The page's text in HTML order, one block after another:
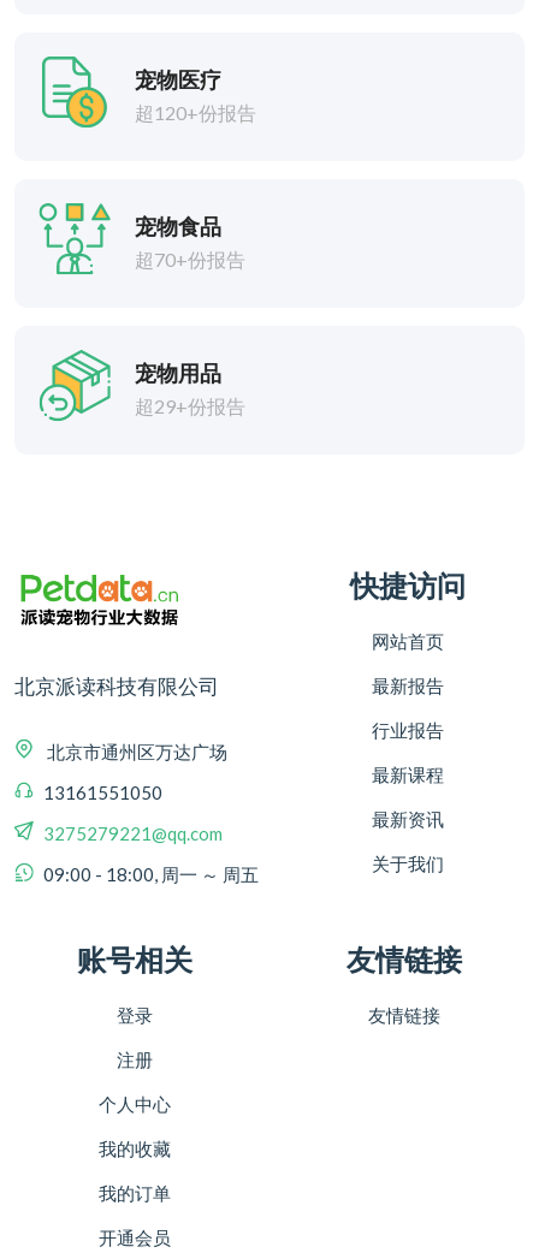
宠物医疗
超120+份报告
宠物食品
超70+份报告
宠物用品
超29+份报告
北京派读科技有限公司
北京市通州区万达广场
13161551050
3275279221@qq.com
09:00 - 18:00, 周一 ～ 周五
快捷访问
网站首页
最新报告
行业报告
最新课程
最新资讯
关于我们
账号相关
登录
注册
个人中心
我的收藏
我的订单
开通会员
友情链接
友情链接